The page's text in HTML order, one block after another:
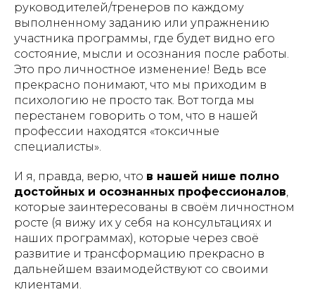
руководителей/тренеров по каждому
выполненному заданию или упражнению
участника программы, где будет видно его
состояние, мысли и осознания после работы.
Это про личностное изменение! Ведь все
прекрасно понимают, что мы приходим в
психологию не просто так. Вот тогда мы
перестанем говорить о том, что в нашей
профессии находятся «токсичные
специалисты».
И я, правда, верю, что в нашей нише полно
достойных и осознанных профессионалов,
которые заинтересованы в своём личностном
росте (я вижу их у себя на консультациях и
наших программах), которые через своё
развитие и трансформацию прекрасно в
дальнейшем взаимодействуют со своими
клиентами.